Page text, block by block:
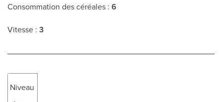
Consommation des céréales : 6
Vitesse : 3
Niveau